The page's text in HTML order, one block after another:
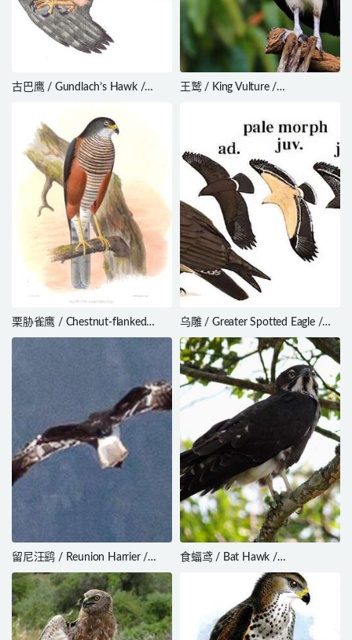
古巴鹰 / Gundlach’s Hawk /
王鹫 / King Vulture /
栗胁雀鹰 / Chestnut-flanked
Sparrowhawk / Accipiter
乌雕 / Greater Spotted Eagle /
Clanga clanga
留尼汪鹞 / Reunion Harrier /
Circus maillardi
食蝠鸢 / Bat Hawk /
Macheiramphus alcinus